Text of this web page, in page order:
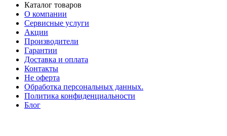
Каталог товаров
О компании
Сервисные услуги
Акции
Производители
Гарантии
Доставка и оплата
Контакты
Не оферта
Обработка персональных данных.
Политика конфиденциальности
Блог